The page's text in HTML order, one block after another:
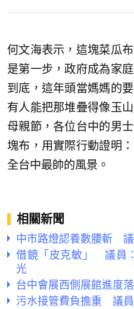
何文海表示，這塊菜瓜
是第一步，政府成為家
到底，這年頭當媽媽的
有人能把那堆疊得像玉
母親節，各位台中的男
塊布，用實際行動證明
全台中最帥的風景。
相關新聞
中市路燈認養數腰斬
借鏡「皮克敏」 議員
光
台中會展西側展館進度
污水接管費負擔重 議